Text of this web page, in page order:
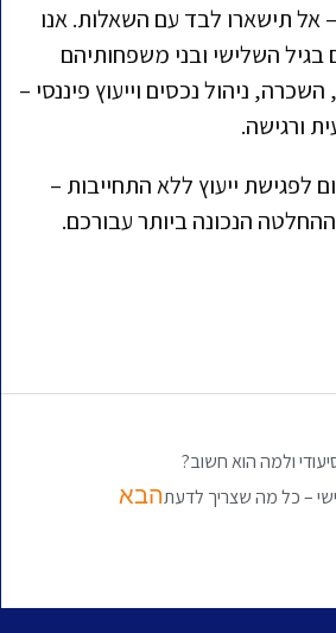
אל תישארו לבד עם השאלות. אנו
בגיל השלישי ובני משפחותיהם
ניהול נכסים וייעוץ פיננסי –
ורגישה.
לפגישת ייעוץ ללא התחייבות –
הנכונה ביותר עבורכם.
ולמה הוא חשוב?
– כל מה שצריך לדעתהבא